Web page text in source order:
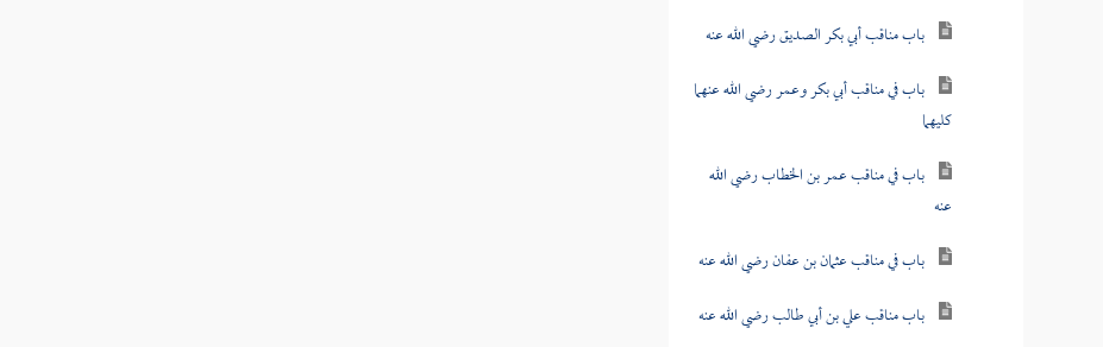
باب مناقب أبي بكر الصديق رضي الله عنه
باب في مناقب أبي بكر وعمر رضي الله عنهما
كليهما
باب في مناقب عمر بن الخطاب رضي الله
عنه
باب في مناقب عثمان بن عفان رضي الله عنه
باب مناقب علي بن أبي طالب رضي الله عنه